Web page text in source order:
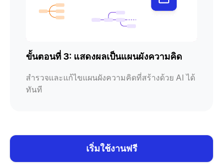
ขั้นตอนที่ 3: แสดงผลเป็นแผนผังความคิด
สำรวจและแก้ไขแผนผังความคิดที่สร้างด้วย AI ได้
ทันที
เริ่มใช้งานฟรี